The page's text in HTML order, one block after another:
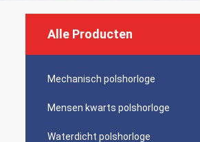
Alle Producten
Mechanisch polshorloge
Mensen kwarts polshorloge
Waterdicht polshorloge